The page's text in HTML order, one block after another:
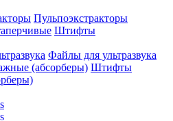
Пульпоэкстракторы
Штифты
Файлы для ультразвука
Штифты